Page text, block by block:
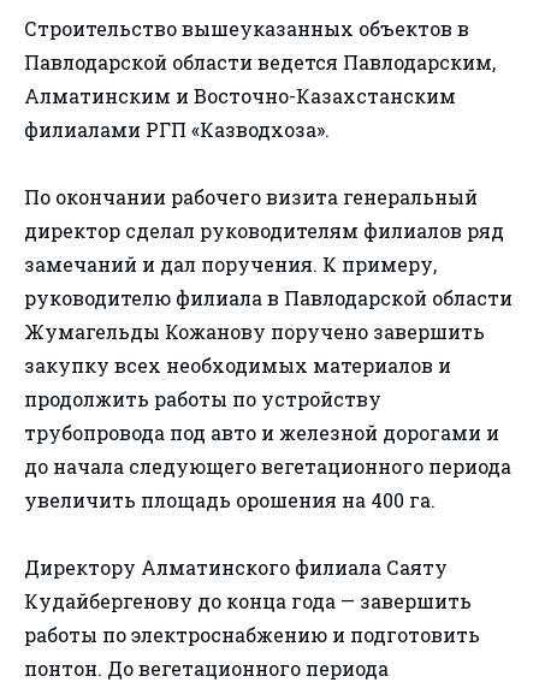
Строительство вышеуказанных объектов в
Павлодарской области ведется Павлодарским,
Алматинским и Восточно-Казахстанским
филиалами РГП «Казводхоза».
По окончании рабочего визита генеральный
директор сделал руководителям филиалов ряд
замечаний и дал поручения. К примеру,
руководителю филиала в Павлодарской области
Жумагельды Кожанову поручено завершить
закупку всех необходимых материалов и
продолжить работы по устройству
трубопровода под авто и железной дорогами и
до начала следующего вегетационного периода
увеличить площадь орошения на 400 га.
Директору Алматинского филиала Саяту
Кудайбергенову до конца года — завершить
работы по электроснабжению и подготовить
понтон. До вегетационного периода